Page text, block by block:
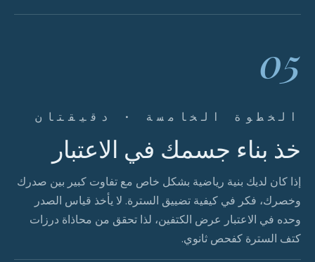
05
الخطوة الخامسة · دقيقتان
خذ بناء جسمك في الاعتبار
إذا كان لديك بنية رياضية بشكل خاص مع تفاوت كبير بين صدرك
وخصرك، فكر في كيفية تضييق السترة. لا يأخذ قياس الصدر
وحده في الاعتبار عرض الكتفين، لذا تحقق من محاذاة درزات
كتف السترة كفحص ثانوي.